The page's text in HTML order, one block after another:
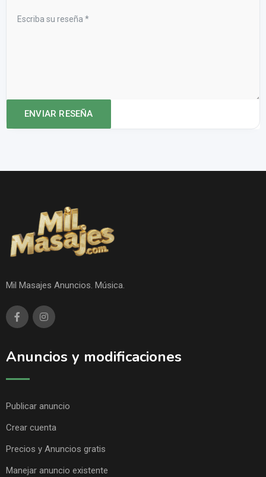
Mil Masajes Anuncios. Música.
Anuncios y modificaciones
Publicar anuncio
Crear cuenta
Precios y Anuncios gratis
Manejar anuncio existente